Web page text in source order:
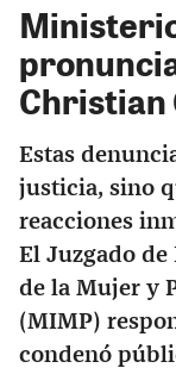
Christian
Estas
justicia, sino
reacciones
El Juzgado
de la Mujer y
(MIMP)
condenó